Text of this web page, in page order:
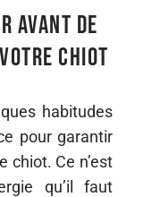
avant de
chiot
habitudes
pour garantir
chiot. Ce n’est
qu’il faut